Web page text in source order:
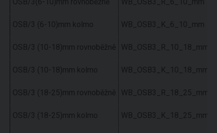
OSB/3 (6-10)mm kolmo WB_OSB3_K_6_10_mm
OSB/3 (10-18)mm rovnoběžně WB_OSB3_R_10_18_mm
OSB/3 (10-18)mm kolmo WB_OSB3_K_10_18_mm
OSB/3 (18-25)mm rovnoběžně WB_OSB3_R_18_25_mm
OSB/3 (18-25)mm kolmo WB_OSB3_K_18_25_mm